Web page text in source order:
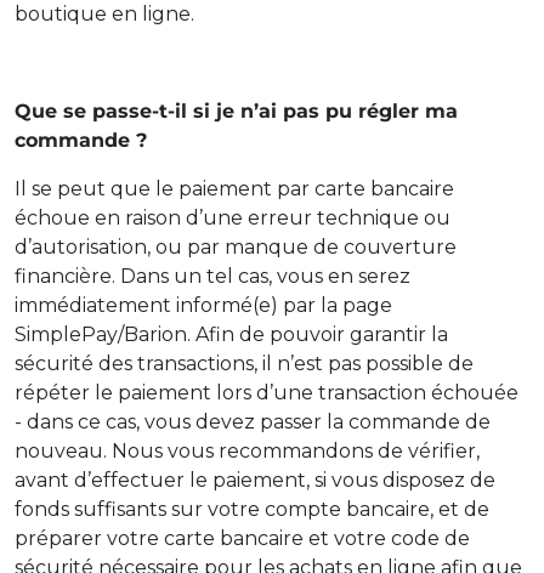
boutique en ligne.
Que se passe-t-il si je n’ai pas pu régler ma
commande ?
Il se peut que le paiement par carte bancaire
échoue en raison d’une erreur technique ou
d’autorisation, ou par manque de couverture
financière. Dans un tel cas, vous en serez
immédiatement informé(e) par la page
SimplePay/Barion. Afin de pouvoir garantir la
sécurité des transactions, il n’est pas possible de
répéter le paiement lors d’une transaction échouée
- dans ce cas, vous devez passer la commande de
nouveau. Nous vous recommandons de vérifier,
avant d’effectuer le paiement, si vous disposez de
fonds suffisants sur votre compte bancaire, et de
préparer votre carte bancaire et votre code de
sécurité nécessaire pour les achats en ligne afin que